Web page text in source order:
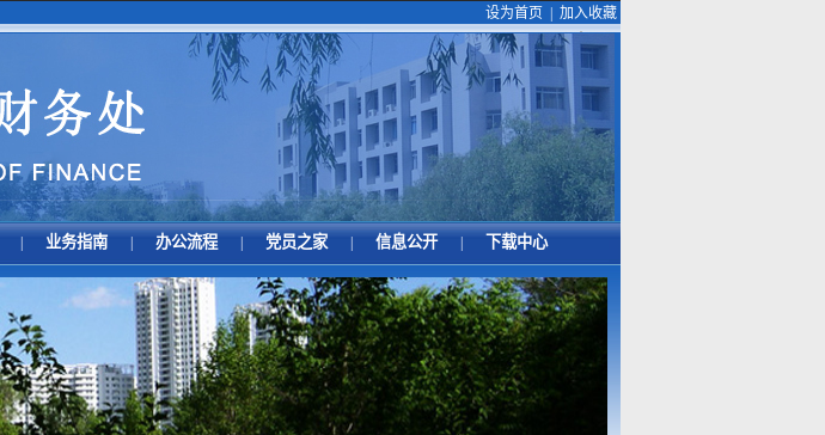
设为首页 加入收藏
业务指南 办公流程 党员之家 信息公开 下载中心